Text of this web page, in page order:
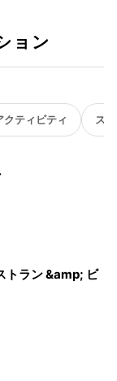
ョン
クティビティ ス
トラン &amp; ビ